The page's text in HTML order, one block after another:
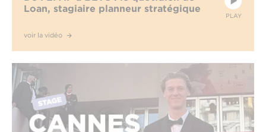
PLAY
Loan, stagiaire planneur stratégique
voir la vidéo